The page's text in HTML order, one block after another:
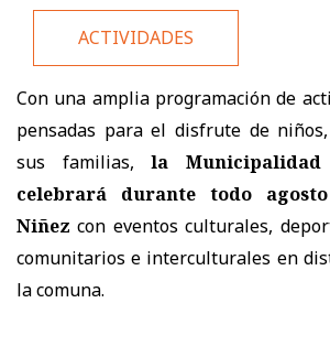
ACTIVIDADES
Con una amplia programación de
pensadas para el disfrute de
sus familias,la
celebrará durante todo
Niñez con eventos culturales,
comunitarios e interculturales en
la comuna.